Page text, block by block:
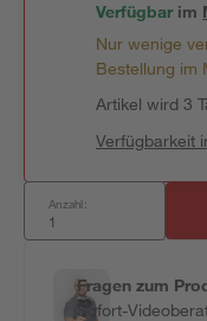
Verfügbar im
Nur wenige
Bestellung im
Artikel wird 3
Verfügbarkeit
Anzahl:
Fragen zum
Sofort-